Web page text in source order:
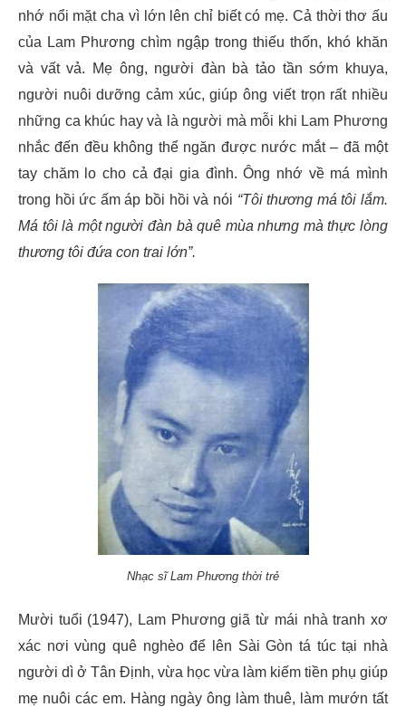
nhớ nổi mặt cha vì lớn lên chỉ biết có mẹ. Cả thời thơ ấu
của Lam Phương chìm ngập trong thiếu thốn, khó khăn
và vất vả. Mẹ ông, người đàn bà tảo tần sớm khuya,
người nuôi dưỡng cảm xúc, giúp ông viết trọn rất nhiều
những ca khúc hay và là người mà mỗi khi Lam Phương
nhắc đến đều không thể ngăn được nước mắt – đã một
tay chăm lo cho cả đại gia đình. Ông nhớ về má mình
trong hồi ức ấm áp bồi hồi và nói “Tôi thương má tôi lắm.
Má tôi là một người đàn bà quê mùa nhưng mà thực lòng
thương tôi đứa con trai lớn”.
Nhạc sĩ Lam Phương thời trẻ
Mười tuổi (1947), Lam Phương giã từ mái nhà tranh xơ
xác nơi vùng quê nghèo để lên Sài Gòn tá túc tại nhà
người dì ở Tân Định, vừa học vừa làm kiếm tiền phụ giúp
mẹ nuôi các em. Hàng ngày ông làm thuê, làm mướn tất